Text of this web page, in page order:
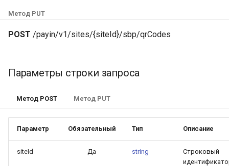
к
Поля ответа с ошибкой
Метод PUT
POST /payin/v1/sites/{siteId}/sbp/qrCodes
Параметры строки запроса
Метод POST Метод PUT
Параметр Обязательный Тип Описание
siteId Да string
Строковый